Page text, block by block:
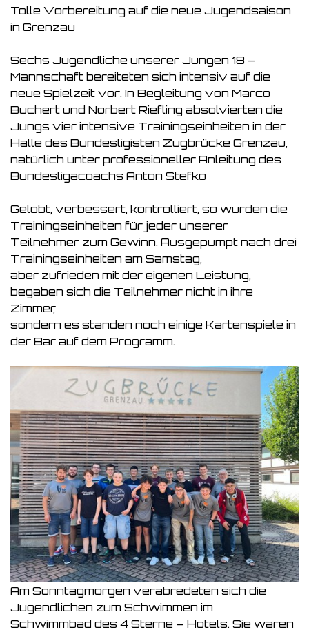
Tolle Vorbereitung auf die neue Jugendsaison
in Grenzau
Sechs Jugendliche unserer Jungen 18 –
Mannschaft bereiteten sich intensiv auf die
neue Spielzeit vor. In Begleitung von Marco
Buchert und Norbert Riefling absolvierten die
Jungs vier intensive Trainingseinheiten in der
Halle des Bundesligisten Zugbrücke Grenzau,
natürlich unter professioneller Anleitung des
Bundesligacoachs Anton Stefko
Gelobt, verbessert, kontrolliert, so wurden die
Trainingseinheiten für jeder unserer
Teilnehmer zum Gewinn. Ausgepumpt nach drei
Trainingseinheiten am Samstag,
aber zufrieden mit der eigenen Leistung,
begaben sich die Teilnehmer nicht in ihre
Zimmer,
sondern es standen noch einige Kartenspiele in
der Bar auf dem Programm.
Am Sonntagmorgen verabredeten sich die
Jugendlichen zum Schwimmen im
Schwimmbad des 4 Sterne – Hotels. Sie waren